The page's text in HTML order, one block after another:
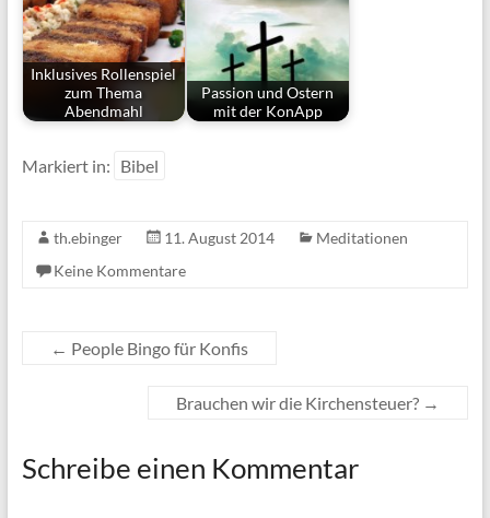
Inklusives Rollenspiel
zum Thema
Abendmahl
Passion und Ostern
mit der KonApp
Markiert in: Bibel
th.ebinger 11. August 2014
Meditationen
Keine Kommentare
← People Bingo für Konfis
Brauchen wir die Kirchensteuer? →
Schreibe einen Kommentar